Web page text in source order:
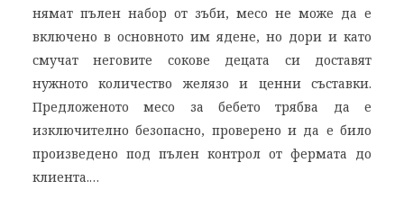
нямат пълен набор от зъби, месо не може да е
включено в основното им ядене, но дори и като
смучат неговите сокове децата си доставят
нужното количество желязо и ценни съставки.
Предложеното месо за бебето трябва да е
изключително безопасно, проверено и да е било
произведено под пълен контрол от фермата до
клиента.…